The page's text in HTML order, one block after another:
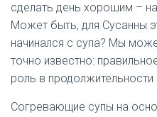
сделать день хорошим –
Может быть, для Сусанны
начинался с супа? Мы
точно известно:
роль в продолжительности
Согревающие супы на